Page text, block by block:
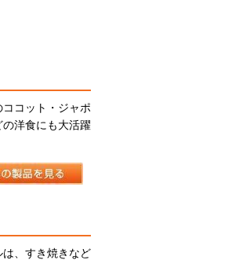
コット・ジャポ
洋食にも大活躍
、すき焼きなど